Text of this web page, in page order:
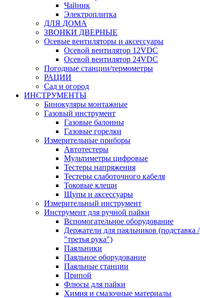
Чайник
Электроплитка
ДЛЯ ДОМА
ЗВОНКИ ДВЕРНЫЕ
Осевые вентиляторы и аксессуары
Осевой вентилятор 12VDC
Осевой вентилятор 24VDC
Погодные станции/термометры
РАЦИИ
Сад и огород
ИНСТРУМЕНТЫ
Бинокуляры монтажные
Газовый инструмент
Газовые балонны
Газовые горелки
Измерительные приборы
Автотестеры
Мультиметры цифровые
Тестеры напряжения
Тестеры слаботочного кабеля
Токовые клещи
Щупы и аксессуары
Измерительный инструмент
Инструмент для ручной пайки
Вспомогательное оборудование
Держатели для паяльников (подставка /
"третья рука")
Паяльники
Паяльное оборудование
Паяльные станции
Припой
Флюсы для пайки
Химия и смазочные материалы